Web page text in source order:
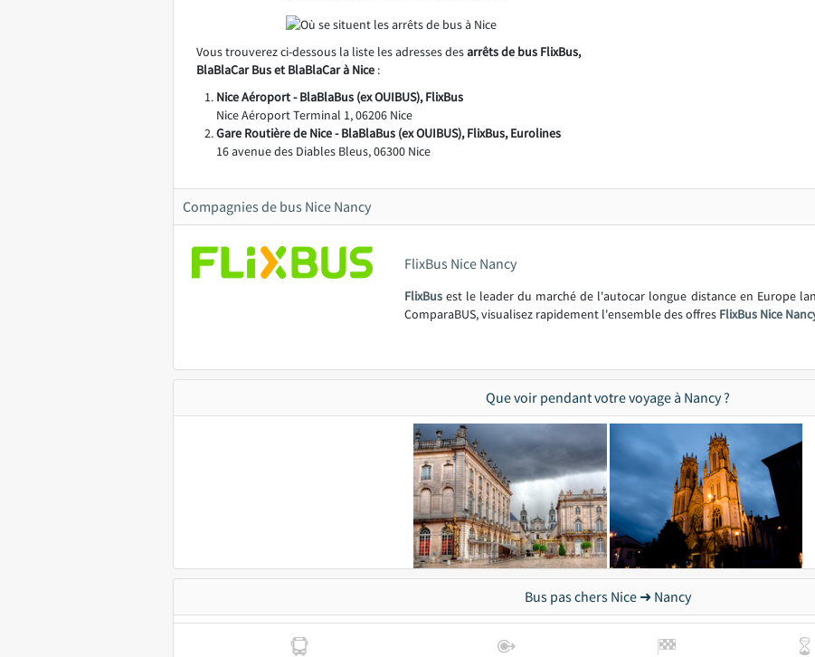
Vous trouverez ci-dessous la liste les adresses desarrêts de bus FlixBus,
BlaBlaCar Bus et BlaBlaCar à Nice :
Nice Aéroport - BlaBlaBus (ex OUIBUS), FlixBus
Nice Aéroport Terminal 1, 06206 Nice
Gare Routière de Nice - BlaBlaBus (ex OUIBUS), FlixBus, Eurolines
16 avenue des Diables Bleus, 06300 Nice
Compagnies de bus Nice Nancy
FlixBus Nice Nancy
FlixBus est le leader du marché de l'autocar longue distance en Europe
ComparaBUS, visualisez rapidement l'ensemble des offres FlixBus Nice
Que voir pendant votre voyage à Nancy ?
Bus pas chers Nice ➜ Nancy